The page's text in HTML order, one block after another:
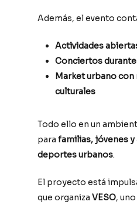
Además, el evento
Actividades
Conciertos
Market urbano
culturales
Todo ello en un
parafamilias, jóvenes
deportes urbanos.
El proyecto está
que organizaVESO,